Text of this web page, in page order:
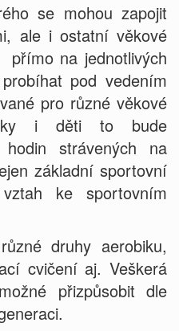
se mohou zapojit
ale i ostatní věkové
na jednotlivých
pod vedením
pro různé věkové
i děti to bude
strávených na
základní sportovní
ke sportovním
druhy aerobiku,
cvičení aj. Veškerá
přizpůsobit dle